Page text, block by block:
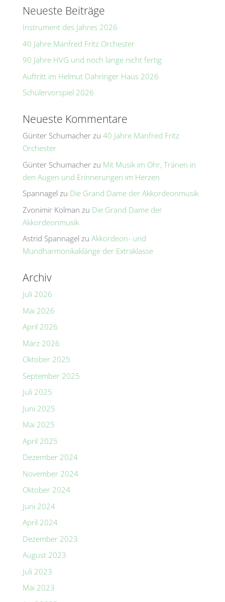
t
v
e
:
Neueste Beiträge
Instrument des Jahres 2026
40 Jahre Manfred Fritz Orchester
90 Jahre HVG und noch lange nicht fertig
Auftritt im Helmut Dahringer Haus 2026
Schülervorspiel 2026
Neueste Kommentare
Günter Schumacherzu 40 Jahre Manfred Fritz
Orchester
Günter Schumacherzu Mit Musik im Ohr, Tränen in
den Augen und Erinnerungen im Herzen
Spannagel zu Die Grand Dame der Akkordeonmusik
Zvonimir Kolman zu Die Grand Dame der
Akkordeonmusik
Astrid Spannagel zu Akkordeon- und
Mundharmonikaklänge der Extraklasse
Archiv
Juli 2026
Mai 2026
April 2026
März 2026
Oktober 2025
September 2025
Juli 2025
Juni 2025
Mai 2025
April 2025
Dezember 2024
November 2024
Oktober 2024
Juni 2024
April 2024
Dezember 2023
August 2023
Juli 2023
Mai 2023